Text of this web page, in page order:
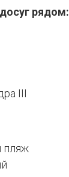
рядом:
III
пляж